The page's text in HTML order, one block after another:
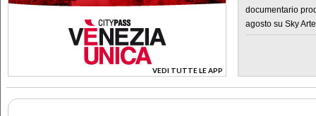
VEDI TUTTE LE APP
>
documentario
agosto su Sky Arte